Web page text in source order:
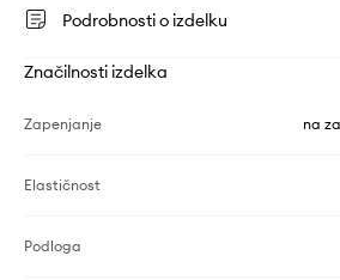
Podrobnosti o izdelku
Značilnosti izdelka
Zapenjanje na
Elastičnost
Podloga